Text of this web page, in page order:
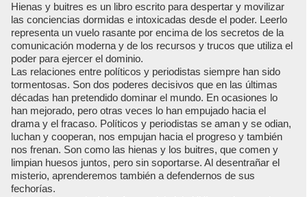
Hienas y buitres es un libro escrito para despertar y movilizar
las conciencias dormidas e intoxicadas desde el poder. Leerlo
representa un vuelo rasante por encima de los secretos de la
comunicación moderna y de los recursos y trucos que utiliza el
poder para ejercer el dominio.
Las relaciones entre políticos y periodistas siempre han sido
tormentosas. Son dos poderes decisivos que en las últimas
décadas han pretendido dominar el mundo. En ocasiones lo
han mejorado, pero otras veces lo han empujado hacia el
drama y el fracaso. Políticos y periodistas se aman y se odian,
luchan y cooperan, nos empujan hacia el progreso y también
nos frenan. Son como las hienas y los buitres, que comen y
limpian huesos juntos, pero sin soportarse. Al desentrañar el
misterio, aprenderemos también a defendernos de sus
fechorías.